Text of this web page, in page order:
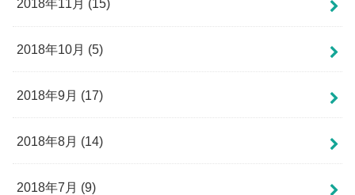
2018年11月 (15)
2018年10月 (5)
2018年9月 (17)
2018年8月 (14)
2018年7月 (9)